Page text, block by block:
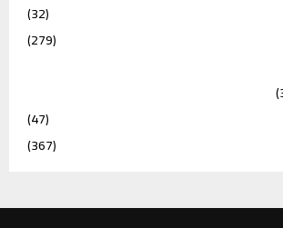
(32)
(279)
(47)
(367)